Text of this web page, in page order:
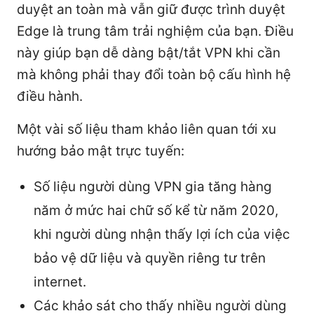
duyệt an toàn mà vẫn giữ được trình duyệt
Edge là trung tâm trải nghiệm của bạn. Điều
này giúp bạn dễ dàng bật/tắt VPN khi cần
mà không phải thay đổi toàn bộ cấu hình hệ
điều hành.
Một vài số liệu tham khảo liên quan tới xu
hướng bảo mật trực tuyến:
Số liệu người dùng VPN gia tăng hàng
năm ở mức hai chữ số kể từ năm 2020,
khi người dùng nhận thấy lợi ích của việc
bảo vệ dữ liệu và quyền riêng tư trên
internet.
Các khảo sát cho thấy nhiều người dùng